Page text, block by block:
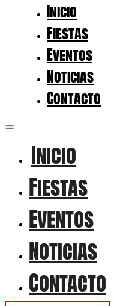
Inicio
Fiestas
Eventos
Noticias
Contacto
Inicio
Fiestas
Eventos
Noticias
Contacto